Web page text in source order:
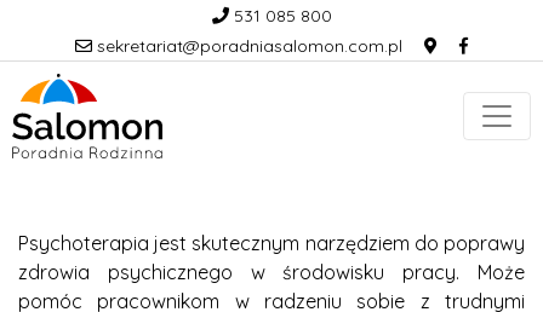
531 085 800
sekretariat@poradniasalomon.com.pl
Psychoterapia jest skutecznym narzędziem do poprawy
zdrowia psychicznego w środowisku pracy. Może
pomóc pracownikom w radzeniu sobie z trudnymi